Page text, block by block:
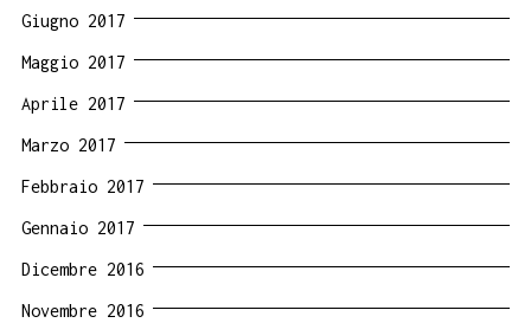
Giugno 2017
Maggio 2017
Aprile 2017
Marzo 2017
Febbraio 2017
Gennaio 2017
Dicembre 2016
Novembre 2016